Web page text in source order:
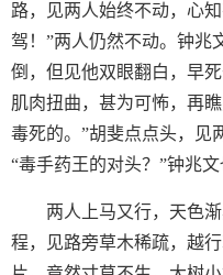
路，见两人始终不动，心
驾！”两人仍然不动。钟兆
倒，但见他双眼翻白，早
肌肉扭曲，甚为可怖，再
毒死的。”胡斐点点头，见
“毒手药王的对头？”钟兆文
两人上马又行，天色
程，见路旁草木稀疏，越